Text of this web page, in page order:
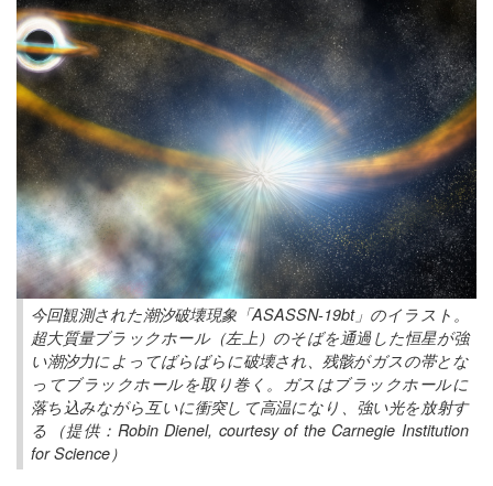
今回観測された潮汐破壊現象「ASASSN-19bt」のイラスト。
超大質量ブラックホール（左上）のそばを通過した恒星が強
い潮汐力によってばらばらに破壊され、残骸がガスの帯とな
ってブラックホールを取り巻く。ガスはブラックホールに
落ち込みながら互いに衝突して高温になり、強い光を放射す
る（提供：Robin Dienel, courtesy of the Carnegie Institution
for Science）